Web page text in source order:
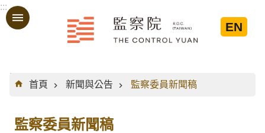
跳到主要內容區塊
:::
EN
:::
首頁
新聞與公告 監察委員新聞稿
監察委員新聞稿